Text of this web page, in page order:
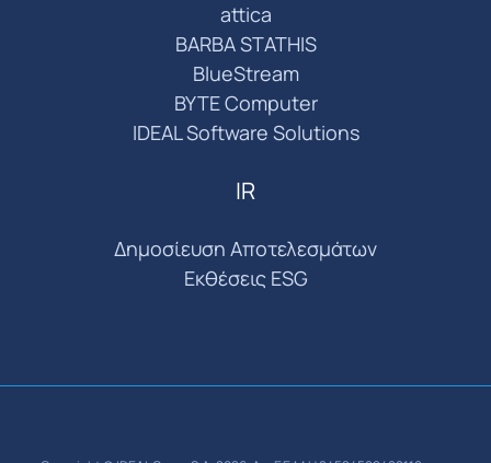
attica
BARBA STATHIS
BlueStream
BYTE Computer
IDEAL Software Solutions
IR
Δημοσίευση Αποτελεσμάτων
Εκθέσεις ESG